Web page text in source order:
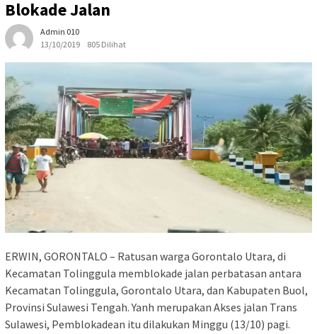
Blokade Jalan
Admin 010
13/10/2019
805 Dilihat
ERWIN, GORONTALO – Ratusan warga Gorontalo Utara, di
Kecamatan Tolinggula memblokade jalan perbatasan antara
Kecamatan Tolinggula, Gorontalo Utara, dan Kabupaten Buol,
Provinsi Sulawesi Tengah. Yanh merupakan Akses jalan Trans
Sulawesi, Pemblokadean itu dilakukan Minggu (13/10) pagi.